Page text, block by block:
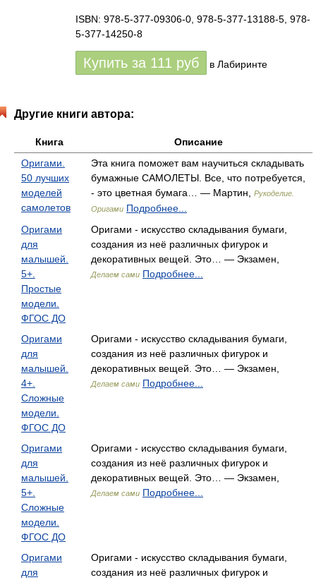
ISBN: 978-5-377-09306-0, 978-5-377-13188-5, 978-
5-377-14250-8
Купить за 111 руб в Лабиринте
Другие книги автора:
Книга
Описание
Оригами.
50 лучших
моделей
самолетов
Эта книга поможет вам научиться складывать
бумажные САМОЛЕТЫ. Все, что потребуется,
- это цветная бумага… — Мартин,
Рукоделие.
Оригами Подробнее...
Оригами
для
малышей.
5+.
Простые
модели.
ФГОС ДО
Оригами - искусство складывания бумаги,
создания из неё различных фигурок и
декоративных вещей. Это… — Экзамен,
Делаем сами Подробнее...
Оригами
для
малышей.
4+.
Сложные
модели.
ФГОС ДО
Оригами - искусство складывания бумаги,
создания из неё различных фигурок и
декоративных вещей. Это… — Экзамен,
Делаем сами Подробнее...
Оригами
для
малышей.
5+.
Сложные
модели.
ФГОС ДО
Оригами - искусство складывания бумаги,
создания из неё различных фигурок и
декоративных вещей. Это… — Экзамен,
Делаем сами Подробнее...
Оригами
для
Оригами - искусство складывания бумаги,
создания из неё различных фигурок и